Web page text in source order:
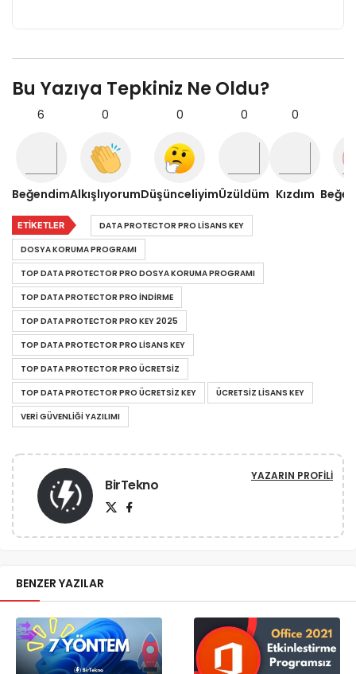
Bu Yazıya Tepkiniz Ne Oldu?
6
Beğendim
0
Alkışlıyorum
0
Düşünceliyim
0
Üzüldüm
0
Kızdım
ETIKETLER
DATA PROTECTOR PRO LISANS KEY
DOSYA KORUMA PROGRAMI
TOP DATA PROTECTOR PRO DOSYA KORUMA PROGRAMI
TOP DATA PROTECTOR PRO INDIRME
TOP DATA PROTECTOR PRO KEY 2025
TOP DATA PROTECTOR PRO LISANS KEY
TOP DATA PROTECTOR PRO ÜCRETSIZ
TOP DATA PROTECTOR PRO ÜCRETSIZ KEY
ÜCRETSIZ LISANS KEY
VERI GÜVENLIĞI YAZILIMI
BirTekno YAZARIN PROFILI
BENZER YAZILAR